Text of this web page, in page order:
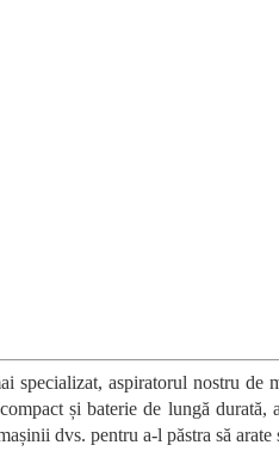
o
n
t
r
o
specializat, aspiratorul nostru de
și baterie de lungă
dvs. pentru a-l păstra să arate